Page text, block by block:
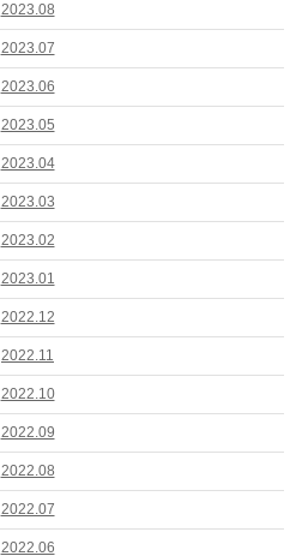
2023.08
2023.07
2023.06
2023.05
2023.04
2023.03
2023.02
2023.01
2022.12
2022.11
2022.10
2022.09
2022.08
2022.07
2022.06